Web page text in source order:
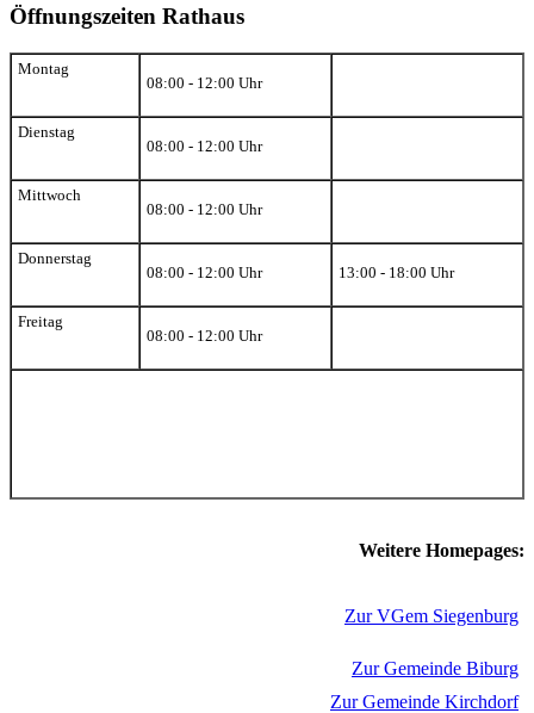
Öffnungszeiten Rathaus
Montag
08:00 - 12:00 Uhr
Dienstag
08:00 - 12:00 Uhr
Mittwoch
08:00 - 12:00 Uhr
Donnerstag
08:00 - 12:00 Uhr
13:00 - 18:00 Uhr
Freitag
08:00 - 12:00 Uhr
Weitere Homepages:
Zur VGem Siegenburg
Zur Gemeinde Biburg
Zur Gemeinde Kirchdorf